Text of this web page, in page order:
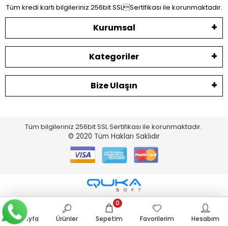
Tüm kredi kartı bilgileriniz 256bit SSLSertifikası ile korunmaktadır.
Kurumsal
Kategoriler
Bize Ulaşın
Tüm bilgileriniz 256bit SSL Sertifikası ile korunmaktadır.
© 2020 Tüm Hakları Saklıdır
Anasayfa Ürünler Sepetim
0
Favorilerim
Hesabım